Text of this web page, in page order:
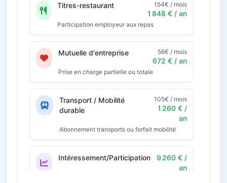
Titres-restaurant 154€ / mois
1 848 € / an
Participation employeur aux repas
Mutuelle d'entreprise 56€ / mois
672 € / an
Prise en charge partielle ou totale
Transport / Mobilité
durable
105€ / mois
1 260 € /
an
Abonnement transports ou forfait mobilité
Intéressement/Participation
9 260 € /
an